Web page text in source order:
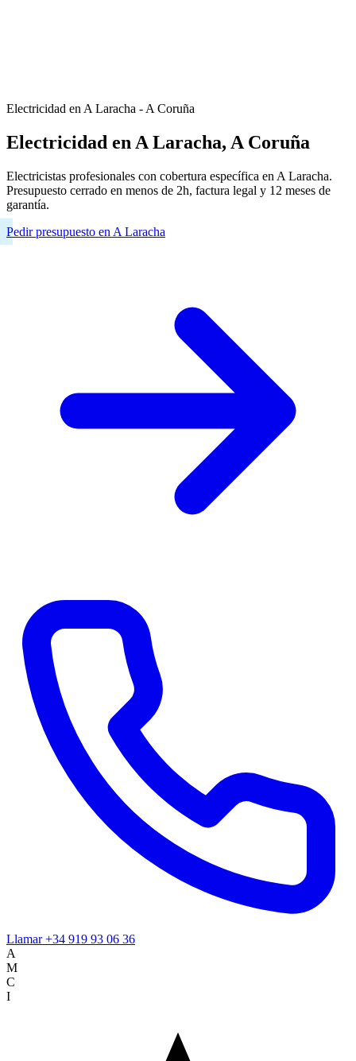
Electricidad en A Laracha - A Coruña
Electricidad en A Laracha, A Coruña
Electricistas profesionales con cobertura específica en A Laracha.
Presupuesto cerrado en menos de 2h, factura legal y 12 meses de
garantía.
Pedir presupuesto en A Laracha
Llamar+34 919 93 06 36
A
M
C
I